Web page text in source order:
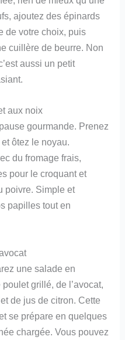
ajoutez des épinards
de votre choix, puis
cuillère de beurre. Non
aussi un petit
aux noix
gourmande. Prenez
ôtez le noyau.
du fromage frais,
pour le croquant et
poivre. Simple et
papilles tout en
une salade en
grillé, de l’avocat,
de jus de citron. Cette
se prépare en quelques
chargée. Vous pouvez